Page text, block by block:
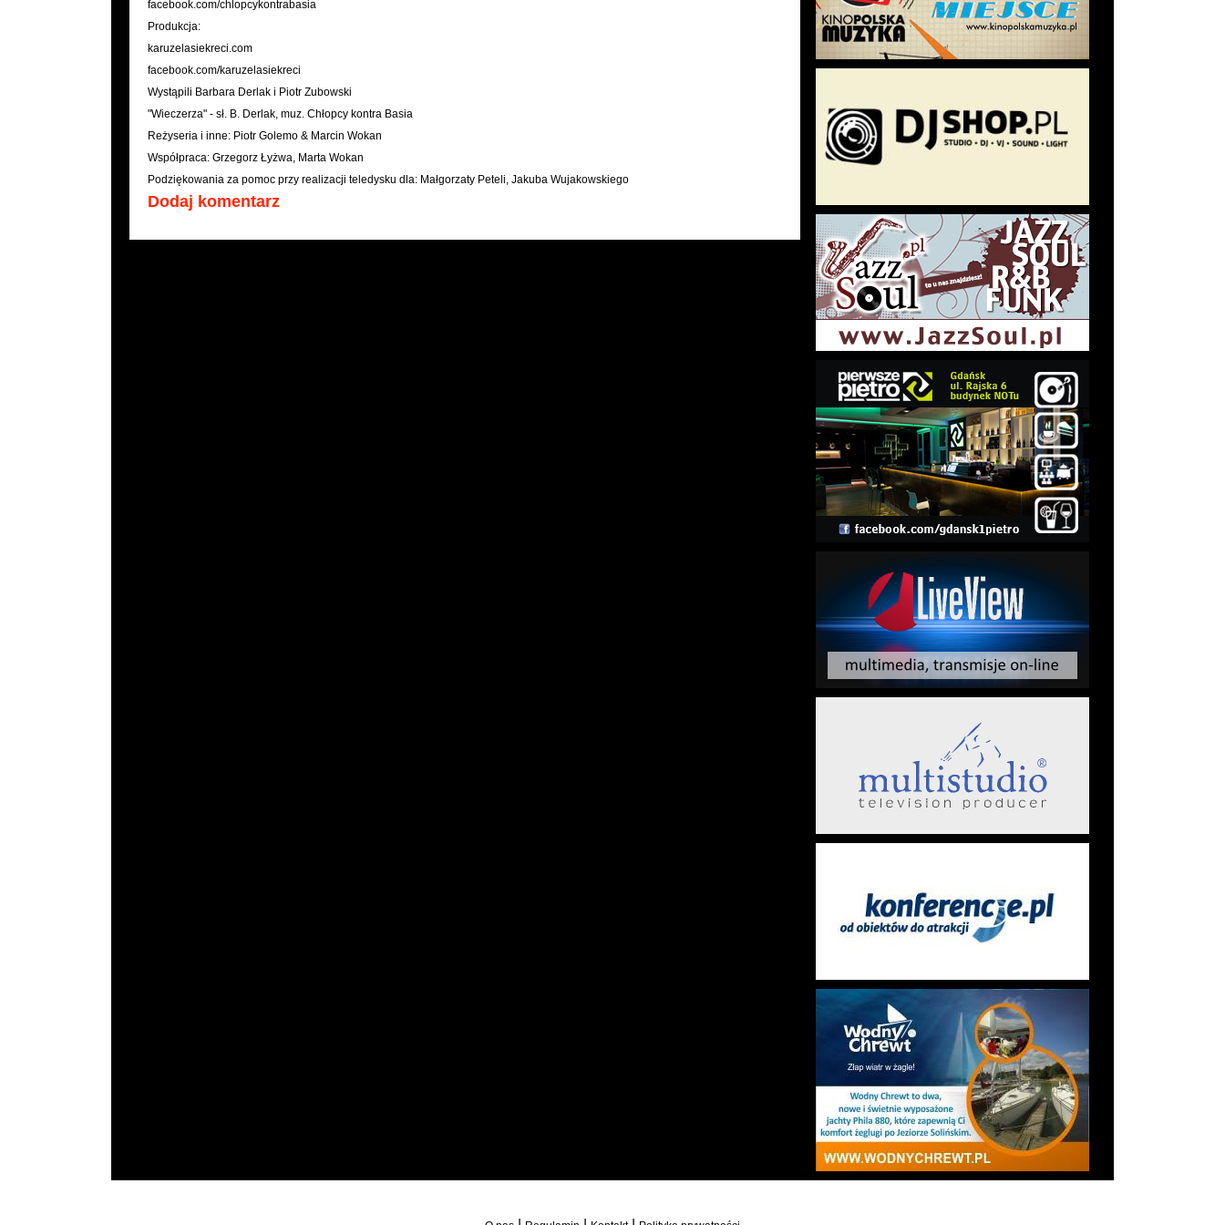
facebook.com/chlopcykontrabasia
Produkcja:
karuzelasiekreci.com
facebook.com/karuzelasiekreci
Wystąpili Barbara Derlak i Piotr Zubowski
"Wieczerza" - sł. B. Derlak, muz. Chłopcy kontra Basia
Reżyseria i inne: Piotr Golemo & Marcin Wokan
Współpraca: Grzegorz Łyżwa, Marta Wokan
Podziękowania za pomoc przy realizacji teledysku dla: Małgorzaty Peteli, Jakuba Wujakowskiego
Dodaj komentarz